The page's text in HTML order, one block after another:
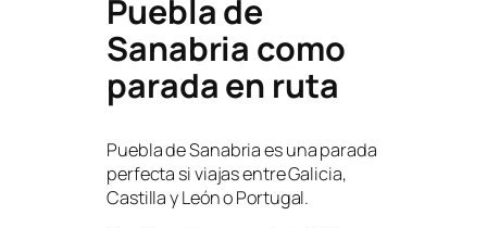
Puebla de
Sanabria como
parada en ruta
Puebla de Sanabria es una parada
perfecta si viajas entre Galicia,
Castilla y León o Portugal.